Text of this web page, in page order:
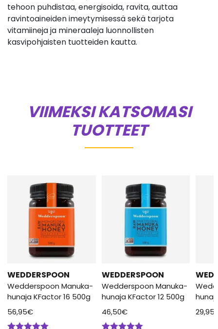
tehoon puhdistaa, energisoida, ravita, auttaa
ravintoaineiden imeytymisessä sekä tarjota
vitamiineja ja mineraaleja luonnollisten
kasvipohjaisten tuotteiden kautta.
VIIMEKSI KATSOMASI
TUOTTEET
WEDDERSPOON
Wedderspoon Manuka-
hunaja KFactor 16 500g
56,95€
WEDDERSPOON
Wedderspoon Manuka-
hunaja KFactor 12 500g
46,50€
29,95